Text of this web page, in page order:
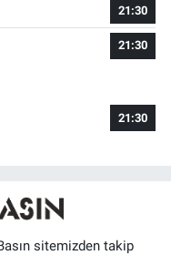
21:30
21:30
21:30
sitemizden takip